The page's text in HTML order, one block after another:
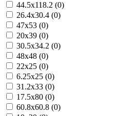
44.5x118.2 (0)
26.4x30.4 (0)
47x53 (0)
20x39 (0)
30.5x34.2 (0)
48x48 (0)
22x25 (0)
6.25x25 (0)
31.2x33 (0)
17.5x80 (0)
60.8x60.8 (0)